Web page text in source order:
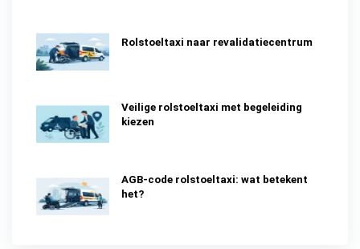
Rolstoeltaxi naar revalidatiecentrum
Veilige rolstoeltaxi met begeleiding
kiezen
AGB-code rolstoeltaxi: wat betekent
het?